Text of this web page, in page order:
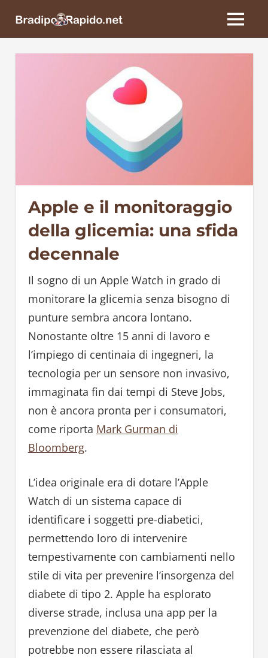
BradipoRapido.net
MENU
Apple e il monitoraggio
della glicemia: una sfida
decennale
Il sogno di un Apple Watch in grado di
monitorare la glicemia senza bisogno di
punture sembra ancora lontano.
Nonostante oltre 15 anni di lavoro e
l’impiego di centinaia di ingegneri, la
tecnologia per un sensore non invasivo,
immaginata fin dai tempi di Steve Jobs,
non è ancora pronta per i consumatori,
come riporta Mark Gurman di
Bloomberg.
L’idea originale era di dotare l’Apple
Watch di un sistema capace di
identificare i soggetti pre-diabetici,
permettendo loro di intervenire
tempestivamente con cambiamenti nello
stile di vita per prevenire l’insorgenza del
diabete di tipo 2. Apple ha esplorato
diverse strade, inclusa una app per la
prevenzione del diabete, che però
potrebbe non essere rilasciata al